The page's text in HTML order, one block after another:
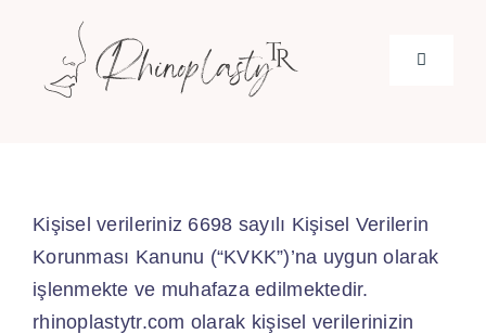
content
Toggle
About Us
Kişisel verileriniz 6698 sayılı Kişisel Verilerin
Korunması Kanunu (“KVKK”)’na uygun olarak
işlenmekte ve muhafaza edilmektedir.
rhinoplastytr.com olarak kişisel verilerinizin